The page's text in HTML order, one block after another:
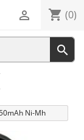
shopping_cart (0)


Ni-Mh